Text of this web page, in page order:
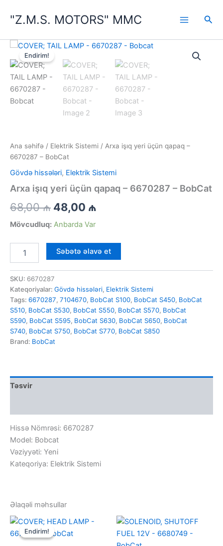
keçin"Z.M.S. MOTORS" MMC
Endirim!
Ana səhifə / Elektrik Sistemi / Arxa işıq yeri üçün qapaq –
6670287 – BobCat
Gövdə hissələri, Elektrik Sistemi
Arxa işıq yeri üçün qapaq – 6670287 – BobCat
68,00₼ İlkin
qiymət:
68,00 ₼.
48,00 ₼
48,00 ₼.
Mövcudluq: Anbarda Var
-
6670287
-
Bobcat
miqdar
Səbətə əlavə et
SKU: 6670287
Kateqoriyalar: Gövdə hissələri, Elektrik Sistemi
Tags: 6670287, 7104670, BobCat S100, BobCat S450, BobCat
S510, BobCat S530, BobCat S550, BobCat S570, BobCat
S590, BobCat S595, BobCat S630, BobCat S650, BobCat
S740, BobCat S750, BobCat S770, BobCat S850
Brand: BobCat
Təsvir
Hissə Nömrəsi: 6670287
Model: Bobcat
Vəziyyəti: Yeni
Kateqoriya: Elektrik Sistemi
Əlaqəli məhsullar
Endirim!
Endirim!